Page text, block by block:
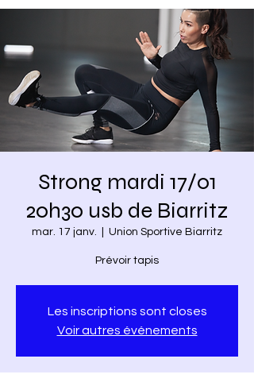
Strong mardi 17/01
20h30 usb de Biarritz
mar. 17 janv. Union Sportive Biarritz
Prévoir tapis
Les inscriptions sont closes
Voir autres événements